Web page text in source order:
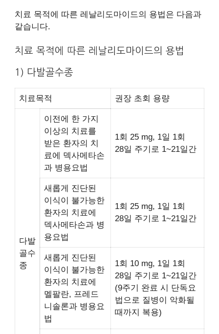
치료 목적에 따른 레날리도마이드의 용법은 다음과
같습니다.
치료 목적에 따른 레날리도마이드의 용법
1) 다발골수종
치료목적 권장 초회 용량
다발
골수
종
이전에 한 가지
이상의 치료를
받은 환자의 치
료에 덱사메타손
과 병용요법
1회 25 mg, 1일 1회
28일 주기로 1~21일간
새롭게 진단된
이식이 불가능한
환자의 치료에
덱사메타손과 병
용요법
1회 25 mg, 1일 1회
28일 주기로 1~21일간
새롭게 진단된
이식이 불가능한
환자의 치료에
멜팔란, 프레드
니솔론과 병용요
법
1회 10 mg, 1일 1회
28일 주기로 1~21일간
(9주기 완료 시 단독요
법으로 질병이 악화될
때까지 복용)